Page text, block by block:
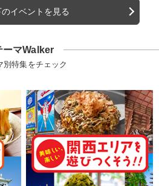
イベントを見る
ーマWalker
別特集をチェック